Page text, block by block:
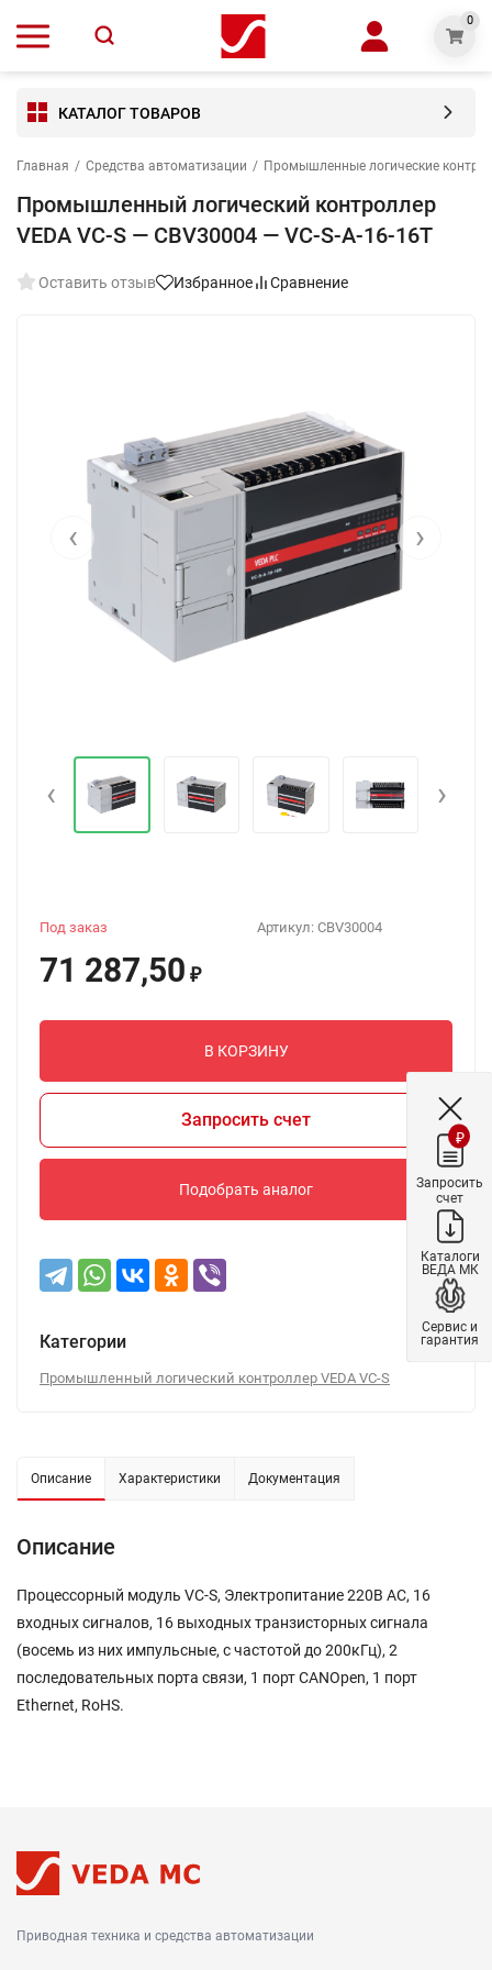
0
КАТАЛОГ ТОВАРОВ
Главная / Средства автоматизации / Промышленные логические
Промышленный логический контроллер
VEDA VC-S — CBV30004 — VC-S-A-16-16T
Оставить отзыв Избранное Сравнение
‹ ›
‹ ›
Артикул: CBV30004
Под заказ
71 287,50 ₽
В КОРЗИНУ
Запросить счет
Подобрать аналог
Категории
Промышленный логический контроллер VEDA VC-S
Описание Характеристики Документация
Описание
Процессорный модуль VC-S, Электропитание 220В AC, 16
входных сигналов, 16 выходных транзисторных сигнала
(восемь из них импульсные, с частотой до 200кГц), 2
последовательных порта связи, 1 порт CANOpen, 1 порт
Ethernet, RoHS.
Приводная техника и средства автоматизации
₽
Запросить
счет
Каталоги
ВЕДА МК
Сервис и
гарантия